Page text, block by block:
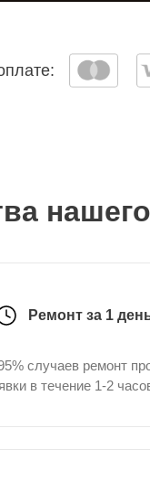
Ремонт за 1
случаев ремонт
в течение 1-2